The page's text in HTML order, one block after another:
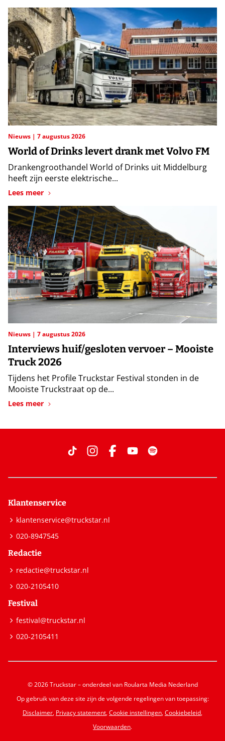
Nieuws 7 augustus 2026
World of Drinks levert drank met Volvo FM
Drankengroothandel World of Drinks uit Middelburg
heeft zijn eerste elektrische...
Lees meer
Nieuws 7 augustus 2026
Interviews huif/gesloten vervoer – Mooiste
Truck 2026
Tijdens het Profile Truckstar Festival stonden in de
Mooiste Truckstraat op de...
Lees meer
Klantenservice
klantenservice@truckstar.nl
020-8947545
Redactie
redactie@truckstar.nl
020-2105410
Festival
festival@truckstar.nl
020-2105411
© 2026 Truckstar – onderdeel van Roularta Media Nederland
Op gebruik van deze site zijn de volgende regelingen van toepassing:
Disclaimer, Privacy statement,Cookie instellingen,Cookiebeleid,
Voorwaarden.